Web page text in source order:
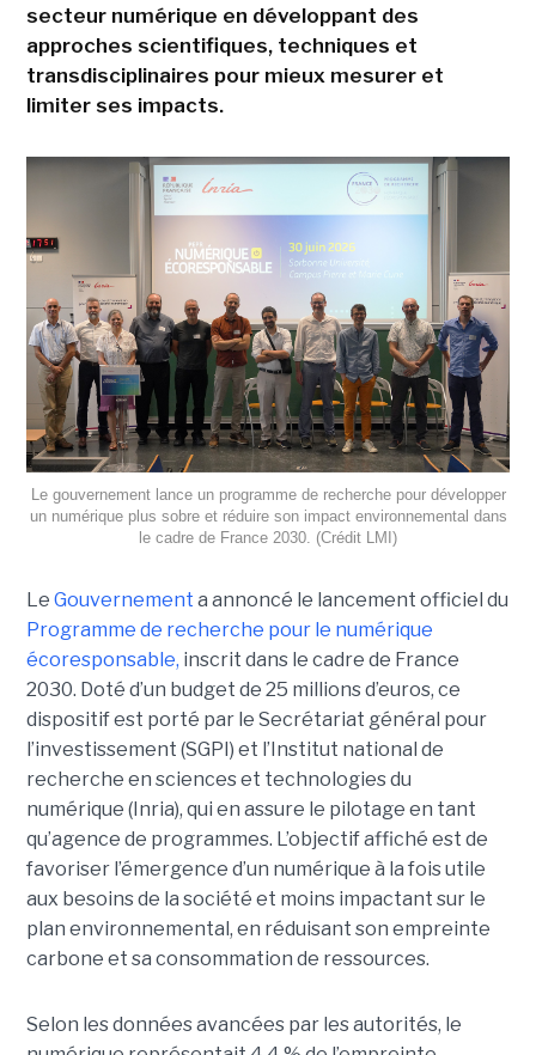
secteur numérique en développant des
approches scientifiques, techniques et
transdisciplinaires pour mieux mesurer et
limiter ses impacts.
Le gouvernement lance un programme de recherche pour développer
un numérique plus sobre et réduire son impact environnemental dans
le cadre de France 2030. (Crédit LMI)
Le Gouvernement a annoncé le lancement officiel du
Programme de recherche pour le numérique
écoresponsable, inscrit dans le cadre de France
2030. Doté d’un budget de 25 millions d’euros, ce
dispositif est porté par le Secrétariat général pour
l’investissement (SGPI) et l’Institut national de
recherche en sciences et technologies du
numérique (Inria), qui en assure le pilotage en tant
qu’agence de programmes. L’objectif affiché est de
favoriser l’émergence d’un numérique à la fois utile
aux besoins de la société et moins impactant sur le
plan environnemental, en réduisant son empreinte
carbone et sa consommation de ressources.
Selon les données avancées par les autorités, le